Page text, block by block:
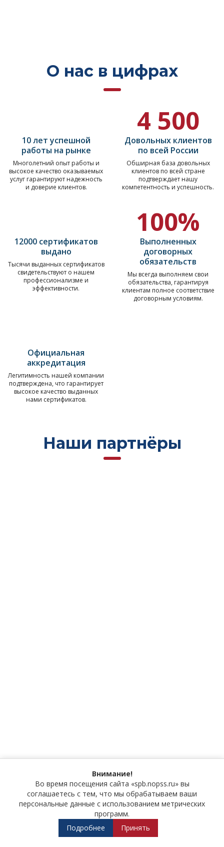
О нас в цифрах
10 лет успешной
работы на рынке
Многолетний опыт работы и
высокое качество оказываемых
услуг гарантируют надежность
и доверие клиентов.
4 500
Довольных клиентов
по всей России
Обширная база довольных
клиентов по всей стране
подтверждает нашу
компетентность и успешность.
12000 сертификатов
выдано
Тысячи выданных сертификатов
свидетельствуют о нашем
профессионализме и
эффективности.
100%
Выполненных
договорных
обязательств
Мы всегда выполняем свои
обязательства, гарантируя
клиентам полное соответствие
договорным условиям.
Официальная
аккредитация
Легитимность нашей компании
подтверждена, что гарантирует
высокое качество выданных
нами сертификатов.
Наши партнёры
Внимание!
Во время посещения сайта «spb.nopss.ru» вы
соглашаетесь с тем, что мы обрабатываем ваши
персональные данные с использованием метрических
программ.
Подробнее
Принять